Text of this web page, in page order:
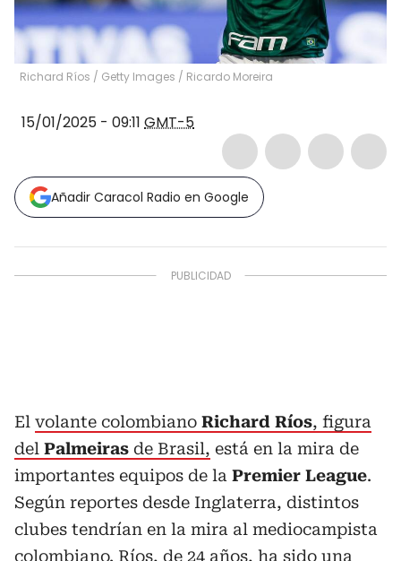
Richard Ríos / Getty Images / Ricardo Moreira
15/01/2025 - 09:11 GMT-5
Añadir Caracol Radio en Google
El volante colombiano Richard Ríos, figura
del Palmeiras de Brasil, está en la mira de
importantes equipos de la Premier League.
Según reportes desde Inglaterra, distintos
clubes tendrían en la mira al mediocampista
colombiano. Ríos, de 24 años, ha sido una